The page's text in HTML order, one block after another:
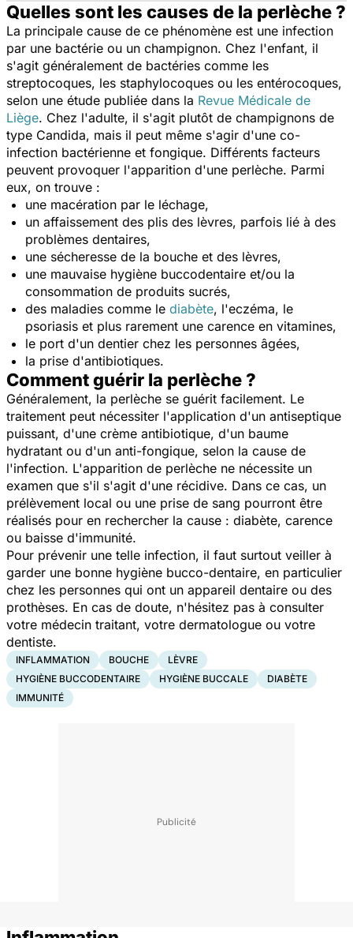
Quelles sont les causes de la perlèche ?
La principale cause de ce phénomène est une infection
par une bactérie ou un champignon. Chez l'enfant, il
s'agit généralement de bactéries comme les
streptocoques, les staphylocoques ou les entérocoques,
selon une étude publiée dans la Revue Médicale de
Liège. Chez l'adulte, il s'agit plutôt de champignons de
type Candida, mais il peut même s'agir d'une co-
infection bactérienne et fongique. Différents facteurs
peuvent provoquer l'apparition d'une perlèche. Parmi
eux, on trouve :
une macération par le léchage,
un affaissement des plis des lèvres, parfois lié à des
problèmes dentaires,
une sécheresse de la bouche et des lèvres,
une mauvaise hygiène buccodentaire et/ou la
consommation de produits sucrés,
des maladies comme le diabète, l'eczéma, le
psoriasis et plus rarement une carence en vitamines,
le port d'un dentier chez les personnes âgées,
la prise d'antibiotiques.
Comment guérir la perlèche ?
Généralement, la perlèche se guérit facilement. Le
traitement peut nécessiter l'application d'un antiseptique
puissant, d'une crème antibiotique, d'un baume
hydratant ou d'un anti-fongique, selon la cause de
l'infection. L'apparition de perlèche ne nécessite un
examen que s'il s'agit d'une récidive. Dans ce cas, un
prélèvement local ou une prise de sang pourront être
réalisés pour en rechercher la cause : diabète, carence
ou baisse d'immunité.
Pour prévenir une telle infection, il faut surtout veiller à
garder une bonne hygiène bucco-dentaire, en particulier
chez les personnes qui ont un appareil dentaire ou des
prothèses. En cas de doute, n'hésitez pas à consulter
votre médecin traitant, votre dermatologue ou votre
dentiste.
INFLAMMATION BOUCHE
LÈVRE
HYGIÈNE BUCCODENTAIRE
HYGIÈNE BUCCALE
DIABÈTE
IMMUNITÉ